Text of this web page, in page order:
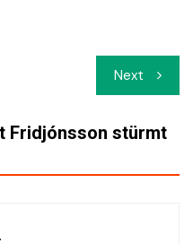
Next
Fridjónsson stürmt